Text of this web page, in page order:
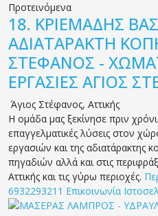
Προτεινόμενα
18. ΚΡΙΕΜΑΔΗΣ
ΑΔΙΑΤΑΡΑΚΤΗ
ΣΤΕΦΑΝΟΣ -
ΕΡΓΑΣΙΕΣ ΑΓΙΟΣ
Άγιος Στέφανος, Αττικής
Η ομάδα μας ξεκίνησε πριν
επαγγελματικές λύσεις στον
εργασιών και της αδιατάρακτης
πηγαδιών αλλά και στις
Αττικής και τις γύρω περιοχές.
6932293211 Επικοινωνία